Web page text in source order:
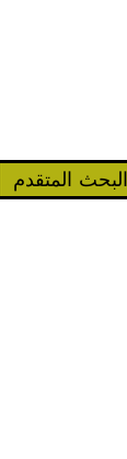
البحث المتقدم